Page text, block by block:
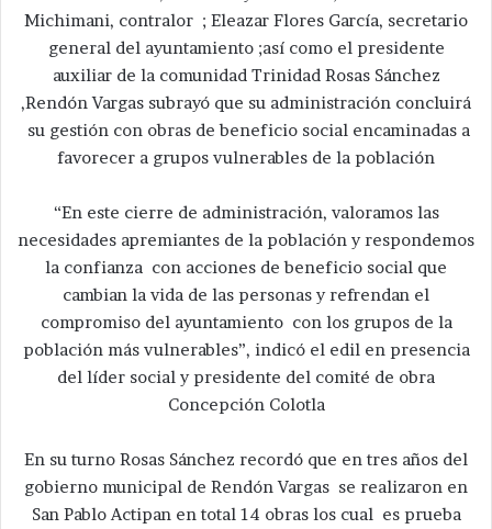
Michimani, contralor ; Eleazar Flores García, secretario
general del ayuntamiento ;así como el presidente
auxiliar de la comunidad Trinidad Rosas Sánchez
,Rendón Vargas subrayó que su administración concluirá
su gestión con obras de beneficio social encaminadas a
favorecer a grupos vulnerables de la población
“En este cierre de administración, valoramos las
necesidades apremiantes de la población y respondemos
la confianza con acciones de beneficio social que
cambian la vida de las personas y refrendan el
compromiso del ayuntamiento con los grupos de la
población más vulnerables”, indicó el edil en presencia
del líder social y presidente del comité de obra
Concepción Colotla
En su turno Rosas Sánchez recordó que en tres años del
gobierno municipal de Rendón Vargas se realizaron en
San Pablo Actipan en total 14 obras los cual es prueba